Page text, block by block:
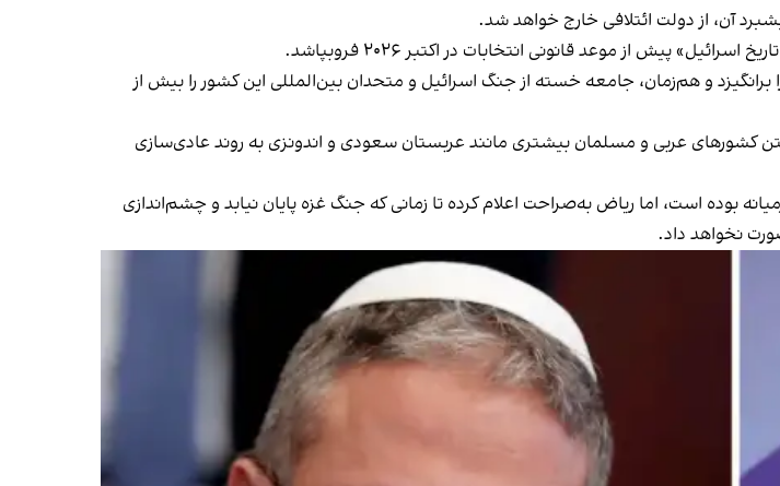
آن، از دولت ائتلافی خارج خواهد شد.
پیش از موعد قانونی انتخابات در اکتبر ۲۰۲۶ فروبپاشد.
و هم‌زمان، جامعه خسته از جنگ اسرائیل و متحدان بین‌المللی این کشور را بیش از
کشورهای عربی و مسلمان بیشتری مانند عربستان سعودی و اندونزی به روند عادی‌سازی
بوده است، اما ریاض به‌صراحت اعلام کرده تا زمانی که جنگ غزه پایان نیابد و چشم‌اندازی
نخواهد داد.